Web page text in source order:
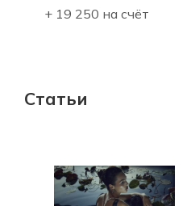
+ 19 250 на счёт
Статьи